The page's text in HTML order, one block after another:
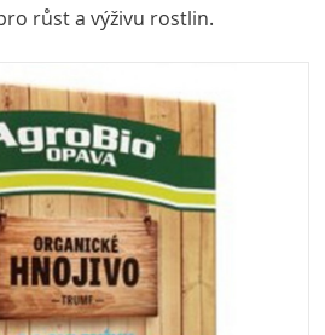
růst a výživu rostlin.